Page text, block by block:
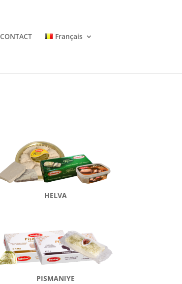
CONTACT Français
HELVA
PISMANIYE